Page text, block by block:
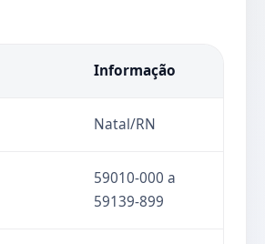
Informação
Natal/RN
59010-000 a
59139-899